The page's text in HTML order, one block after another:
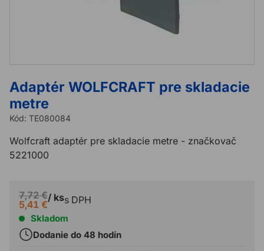
Adaptér WOLFCRAFT pre skladacie
metre
Kód: TE080084
Wolfcraft adaptér pre skladacie metre - značkovač
5221000
7,72 €
5,41 €
/ kss DPH
Skladom
Dodanie do 48 hodín